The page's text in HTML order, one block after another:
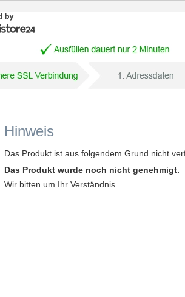
Hinweis
Das Produkt ist aus folgendem Grund nicht
Das Produkt wurde noch nicht genehmigt.
Wir bitten um Ihr Verständnis.